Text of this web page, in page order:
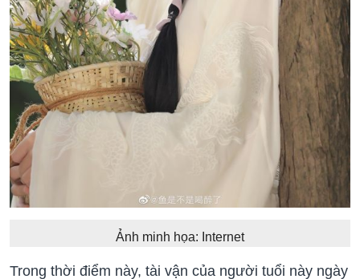
Ảnh minh họa: Internet
Trong thời điểm này, tài vận của người tuổi này ngày